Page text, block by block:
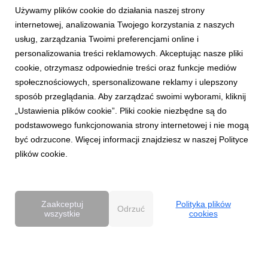
AKTUALNOŚCI
Dentsu wzmacnia kompetencje Business
Transformation w Polsce
27 kwietnia 2026
Dentsu rozwija w Polsce kompetencje Business
Transformation (BX), wzmacniając swoją pozycję w obszarze
transformacji biznesowej w erze AI. Zespół BX, którym
Używamy plików cookie do działania naszej strony
internetowej, analizowania Twojego korzystania z naszych
usług, zarządzania Twoimi preferencjami online i
personalizowania treści reklamowych. Akceptując nasze pliki
cookie, otrzymasz odpowiednie treści oraz funkcje mediów
społecznościowych, spersonalizowane reklamy i ulepszony
sposób przeglądania. Aby zarządzać swoimi wyborami, kliknij
„Ustawienia plików cookie”. Pliki cookie niezbędne są do
podstawowego funkcjonowania strony internetowej i nie mogą
być odrzucone. Więcej informacji znajdziesz w naszej Polityce
plików cookie.
Zaakceptuj
wszystkie
Odrzuć
Polityka plików
cookies